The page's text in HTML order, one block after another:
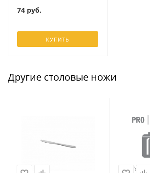
74 руб.
КУПИТЬ
Другие столовые ножи